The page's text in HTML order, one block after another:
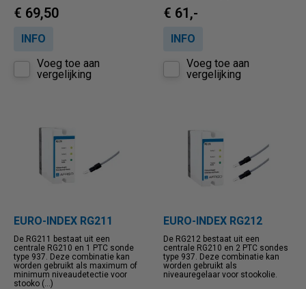
€ 69,50
INFO
Voeg toe aan
vergelijking
€ 61,-
INFO
Voeg toe aan
vergelijking
EURO-INDEX RG211
De RG211 bestaat uit een
centrale RG210 en 1 PTC sonde
type 937. Deze combinatie kan
worden gebruikt als maximum of
minimum niveaudetectie voor
stooko (...)
EURO-INDEX RG212
De RG212 bestaat uit een
centrale RG210 en 2 PTC sondes
type 937. Deze combinatie kan
worden gebruikt als
niveauregelaar voor stookolie.